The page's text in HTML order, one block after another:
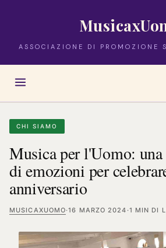
ASSOCIAZIONE DI PROMOZIONE
CHI SIAMO
Musica per l'Uomo: una
di emozioni per
anniversario
MUSICAXUOMO·16 MARZO 2024 ·1 MIN DI